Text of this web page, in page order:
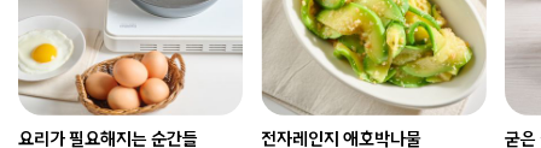
요리가 필요해지는 순간들 전자레인지 애호박나물 굳은